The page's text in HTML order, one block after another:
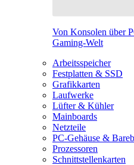
Von Konsolen über
Gaming-Welt
Arbeitsspeicher
Festplatten & SSD
Grafikkarten
Laufwerke
Lüfter & Kühler
Mainboards
Netzteile
PC-Gehäuse &
Prozessoren
Schnittstellenkarten